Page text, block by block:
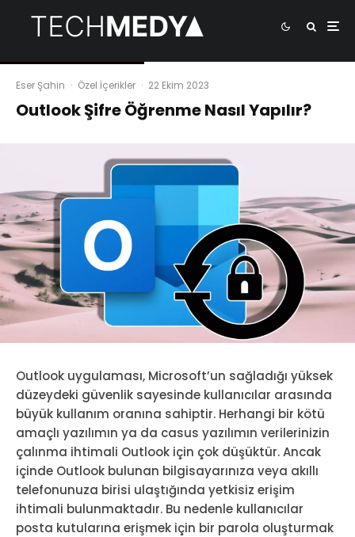
Eser Şahin · Özel İçerikler · 22 Ekim 2023
Outlook Şifre Öğrenme Nasıl Yapılır?
Outlook uygulaması, Microsoft’un sağladığı yüksek
düzeydeki güvenlik sayesinde kullanıcılar arasında
büyük kullanım oranına sahiptir. Herhangi bir kötü
amaçlı yazılımın ya da casus yazılımın verilerinizin
çalınma ihtimali Outlook için çok düşüktür. Ancak
içinde Outlook bulunan bilgisayarınıza veya akıllı
telefonunuza birisi ulaştığında yetkisiz erişim
ihtimali bulunmaktadır. Bu nedenle kullanıcılar
posta kutularına erişmek için bir parola oluşturmak